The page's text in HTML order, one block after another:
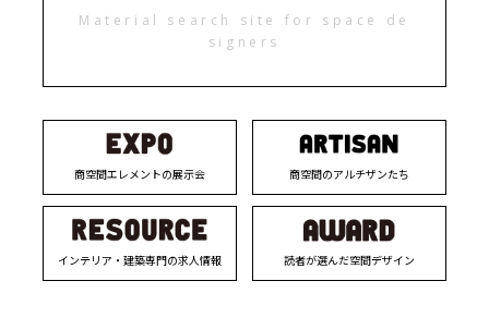
Material search site for space de
signers
商空間エレメントの展示会 商空間のアルチザンたち
インテリア・建築専門の求人情報 読者が選んだ空間デザイン